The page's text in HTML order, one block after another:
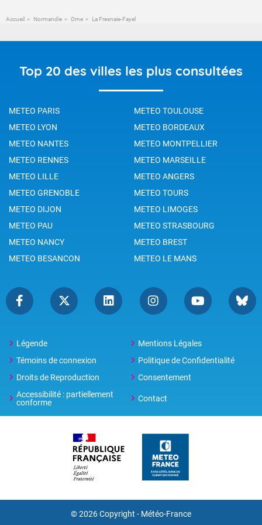
Accueil Normandie Orne La Fresnaie-Fayel
Top 20 des villes les plus consultées
METEO PARIS
METEO TOULOUSE
METEO LYON
METEO BORDEAUX
METEO NANTES
METEO MONTPELLIER
METEO RENNES
METEO MARSEILLE
METEO LILLE
METEO ANGERS
METEO GRENOBLE
METEO TOURS
METEO DIJON
METEO LIMOGES
METEO PAU
METEO STRASBOURG
METEO NANCY
METEO BREST
METEO BESANCON
METEO LE MANS
Légende
Mentions Légales
Témoins de connexion
Politique de Confidentialité
Droits de Reproduction
Consentement
Accessibilité : partiellement
conforme
Contact
© 2026 Copyright - Météo-France